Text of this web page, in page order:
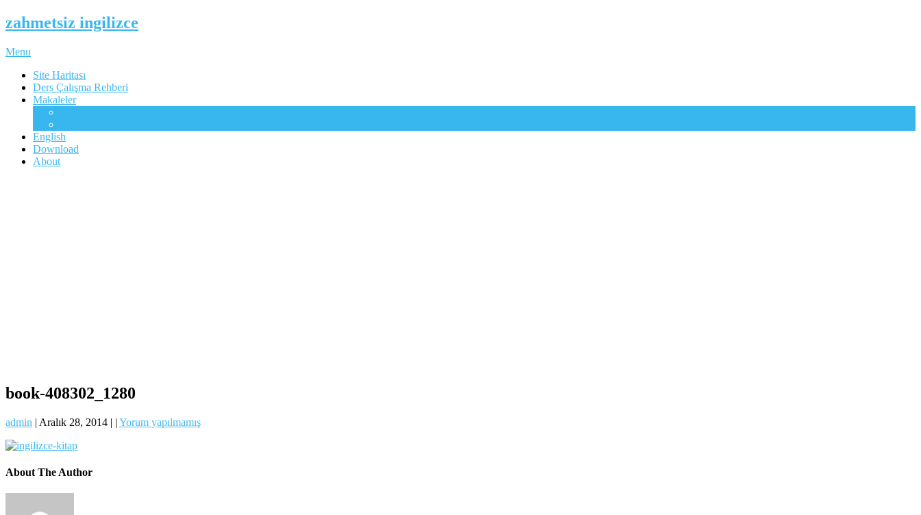
zahmetsiz ingilizce
Menu
Site Haritası
Ders Çalışma Rehberi
Makaleler
English
Download
About
book-408302_1280
admin | Aralık 28, 2014 | | Yorum yapılmamış
About The Author